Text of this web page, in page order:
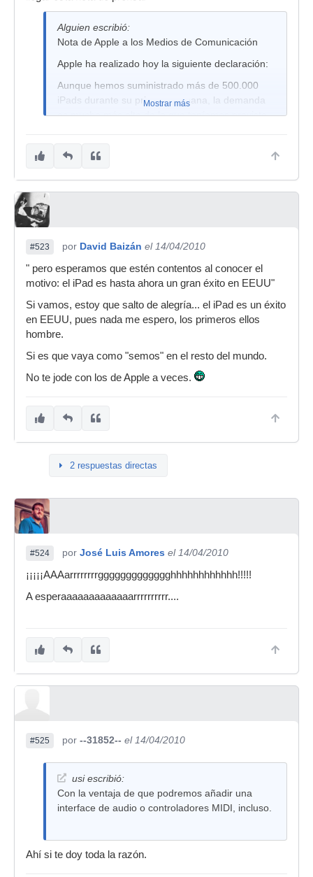
Alguien escribió:
Nota de Apple a los Medios de Comunicación
Apple ha realizado hoy la siguiente declaración:
Aunque hemos suministrado más de 500.000
iPads durante su primera semana, la demanda
es mucho más alta de lo que teníamos previsto,
semanas en la medida que más personas ven y
decisión de postponer el lanzamiento
internacional del iPad un mes, hasta finales de
mayo. El lunes 10 de mayo anunciaremos los
empezaremos a tomar pedidos anticipados.
Sabemos que muchos clientes de fuera de
iPad se sentirán decepcionados por esta noticia,
pero esperamos que estén contentos al conocer
el motivo: el iPad es hasta ahora un gran éxito
Mostrar más
#523 por David Baizán el 14/04/2010
" pero esperamos que estén contentos al conocer el
motivo: el iPad es hasta ahora un gran éxito en EEUU"
Si vamos, estoy que salto de alegría... el iPad es un éxito
en EEUU, pues nada me espero, los primeros ellos
hombre.
Si es que vaya como "semos" en el resto del mundo.
No te jode con los de Apple a veces.
2 respuestas directas
#524 por José Luis Amores el 14/04/2010
¡¡¡¡¡AAAarrrrrrrrggggggggggggghhhhhhhhhhhh!!!!!
A esperaaaaaaaaaaaaarrrrrrrrrr....
#525 por --31852-- el 14/04/2010
usi escribió:
Con la ventaja de que podremos añadir una
interface de audio o controladores MIDI, incluso.
Ahí si te doy toda la razón.